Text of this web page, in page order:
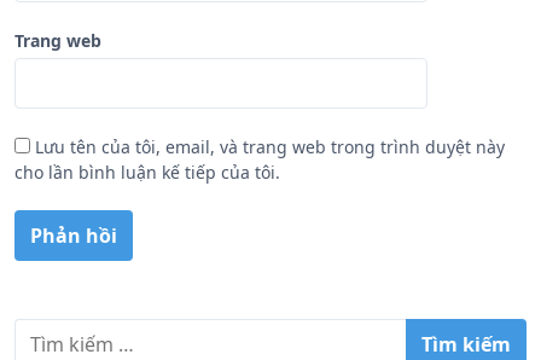
Trang web
Lưu tên của tôi, email, và trang web trong trình duyệt này
cho lần bình luận kế tiếp của tôi.